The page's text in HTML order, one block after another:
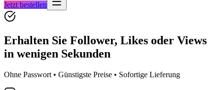
Jetzt bestellen
Erhalten Sie Follower, Likes oder Views
in wenigen Sekunden
Ohne Passwort • Günstigste Preise • Sofortige Lieferung